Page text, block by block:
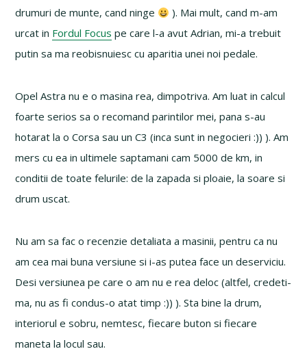
drumuri de munte, cand ninge
). Mai mult, cand m-am
urcat in Fordul Focus pe care l-a avut Adrian, mi-a trebuit
putin sa ma reobisnuiesc cu aparitia unei noi pedale.
Opel Astra nu e o masina rea, dimpotriva. Am luat in calcul
foarte serios sa o recomand parintilor mei, pana s-au
hotarat la o Corsa sau un C3 (inca sunt in negocieri :)) ). Am
mers cu ea in ultimele saptamani cam 5000 de km, in
conditii de toate felurile: de la zapada si ploaie, la soare si
drum uscat.
Nu am sa fac o recenzie detaliata a masinii, pentru ca nu
am cea mai buna versiune si i-as putea face un deserviciu.
Desi versiunea pe care o am nu e rea deloc (altfel, credeti-
ma, nu as fi condus-o atat timp :)) ). Sta bine la drum,
interiorul e sobru, nemtesc, fiecare buton si fiecare
maneta la locul sau.